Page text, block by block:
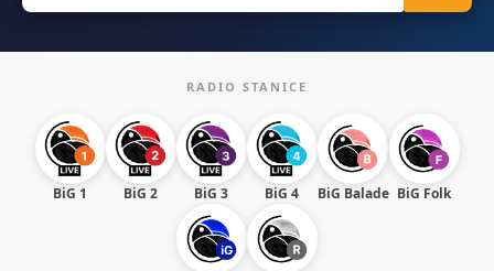
RADIO STANICE
BiG 1 BiG 2 BiG 3 BiG 4 BiG Balade BiG Folk